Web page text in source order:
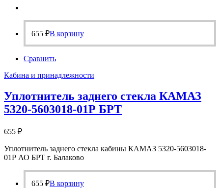
655 ₽В корзину
Сравнить
Кабина и принадлежности
Уплотнитель заднего стекла КАМАЗ
5320-5603018-01Р БРТ
655 ₽
Уплотнитель заднего стекла кабины КАМАЗ 5320-5603018-
01Р АО БРТ г. Балаково
655 ₽В корзину